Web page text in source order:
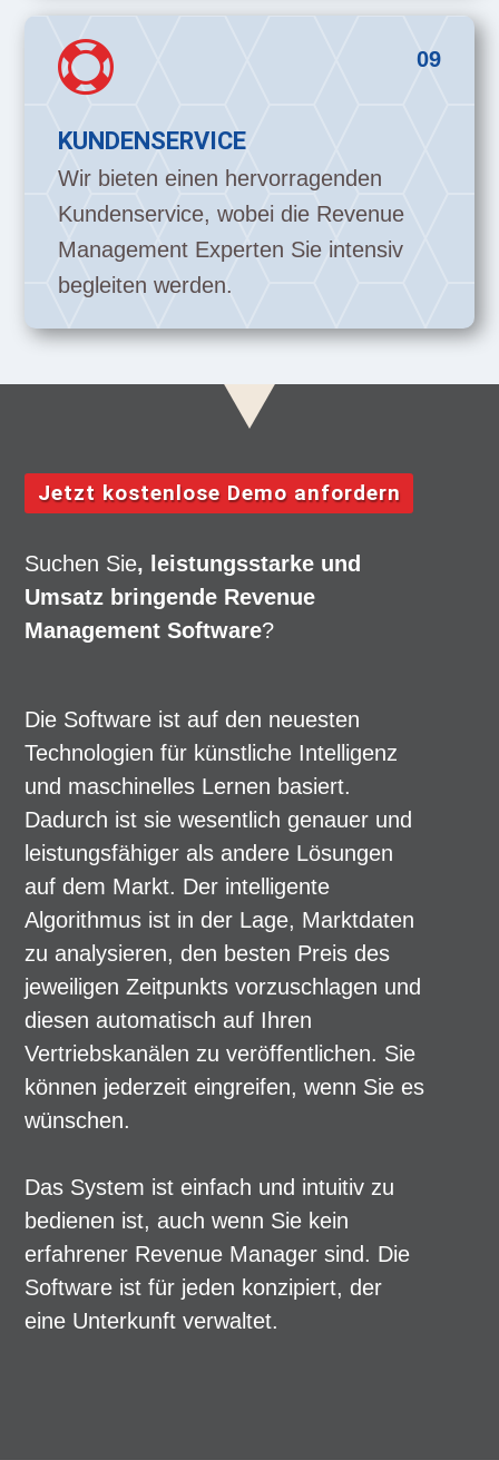
09

KUNDENSERVICE
Wir bieten einen hervorragenden
Kundenservice, wobei die Revenue
Management Experten Sie intensiv
begleiten werden.
Jetzt kostenlose Demo anfordern
Suchen Sie, leistungsstarke und
Umsatz bringende Revenue
Management Software?
Die Software ist auf den neuesten
Technologien für künstliche Intelligenz
und maschinelles Lernen basiert.
Dadurch ist sie wesentlich genauer und
leistungsfähiger als andere Lösungen
auf dem Markt. Der intelligente
Algorithmus ist in der Lage, Marktdaten
zu analysieren, den besten Preis des
jeweiligen Zeitpunkts vorzuschlagen und
diesen automatisch auf Ihren
Vertriebskanälen zu veröffentlichen. Sie
können jederzeit eingreifen, wenn Sie es
wünschen.
Das System ist einfach und intuitiv zu
bedienen ist, auch wenn Sie kein
erfahrener Revenue Manager sind. Die
Software ist für jeden konzipiert, der
eine Unterkunft verwaltet.